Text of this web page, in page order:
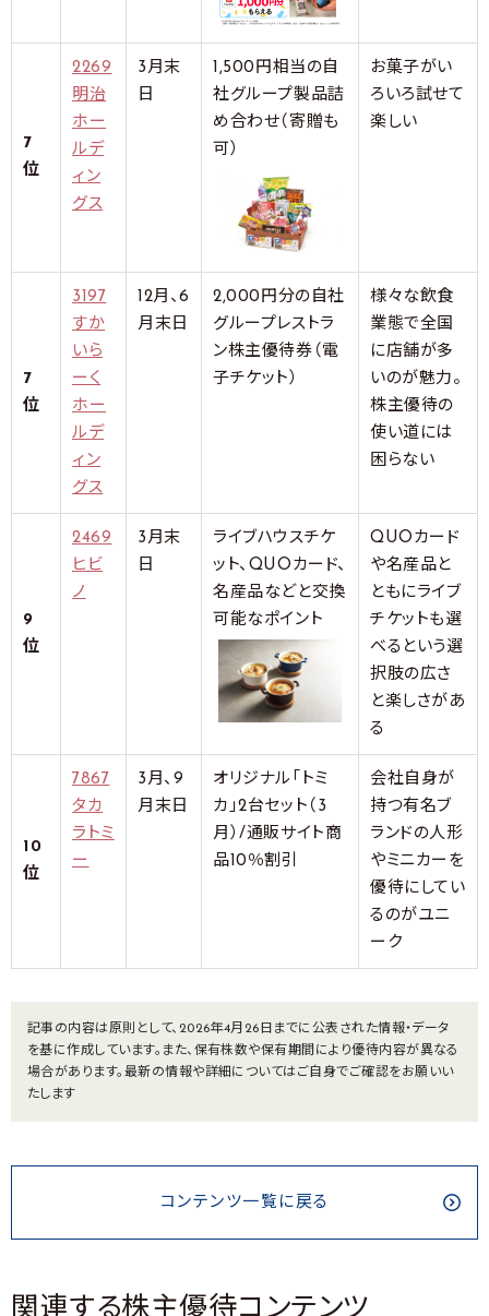
7
位
2269
明治
ホー
ルデ
ィン
グス
3月末
日
1,500円相当の自
社グループ製品詰
め合わせ（寄贈も
可）
お菓子がい
ろいろ試せて
楽しい
7
位
3197
すか
いら
ーく
ホー
ルデ
ィン
グス
12月、6
月末日
2,000円分の自社
グループレストラ
ン株主優待券（電
子チケット）
様々な飲食
業態で全国
に店舗が多
いのが魅力。
株主優待の
使い道には
困らない
9
位
2469
ヒビ
ノ
3月末
日
ライブハウスチケ
ット、QUOカード、
名産品などと交換
可能なポイント
QUOカード
や名産品と
ともにライブ
チケットも選
べるという選
択肢の広さ
と楽しさがあ
る
10
位
7867
タカ
ラトミ
ー
3月、9
月末日
オリジナル「トミ
カ」2台セット（3
月）/通販サイト商
品10％割引
会社自身が
持つ有名ブ
ランドの人形
やミニカーを
優待にしてい
るのがユニ
ーク
記事の内容は原則として、2026年4月26日までに公表された情報・データ
を基に作成しています。また、保有株数や保有期間により優待内容が異なる
場合があります。最新の情報や詳細についてはご自身でご確認をお願いい
たします
コンテンツ一覧に戻る
関連する株主優待コンテンツ